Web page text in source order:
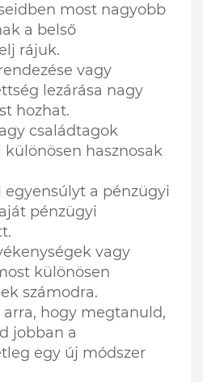
most nagyobb
a belső
rájuk.
vagy
lezárása nagy
hozhat.
családtagok
hasznosak
egyensúlyt a pénzügyi
pénzügyi
vagy
különösen
számodra.
hogy megtanuld,
jobban a
egy új módszer